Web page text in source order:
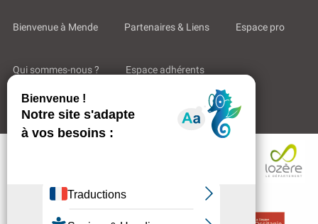
Bienvenue à Mende Partenaires & Liens Espace pro
Qui sommes-nous ? Espace adhérents
Aides & Accompagnements